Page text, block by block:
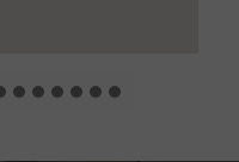
die – aus